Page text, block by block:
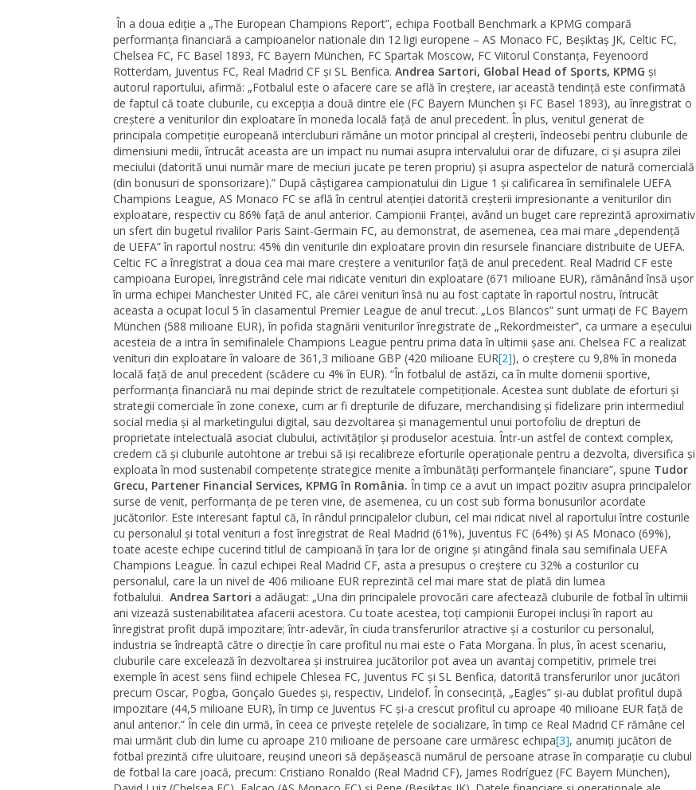
În a doua ediție a „The European Champions Report”, echipa Football Benchmark a KPMG compară
performanța financiară a campioanelor nationale din 12 ligi europene – AS Monaco FC, Beşiktaş JK, Celtic FC,
Chelsea FC, FC Basel 1893, FC Bayern München, FC Spartak Moscow, FC Viitorul Constanţa, Feyenoord
Rotterdam, Juventus FC, Real Madrid CF și SL Benfica. Andrea Sartori, Global Head of Sports, KPMG și
autorul raportului, afirmă: „Fotbalul este o afacere care se află în creștere, iar această tendință este confirmată
de faptul că toate cluburile, cu excepția a două dintre ele (FC Bayern München și FC Basel 1893), au înregistrat o
creștere a veniturilor din exploatare în moneda locală față de anul precedent. În plus, venitul generat de
principala competiție europeană intercluburi rămâne un motor principal al creșterii, îndeosebi pentru cluburile de
dimensiuni medii, întrucât aceasta are un impact nu numai asupra intervalului orar de difuzare, ci și asupra zilei
meciului (datorită unui număr mare de meciuri jucate pe teren propriu) și asupra aspectelor de natură comercială
(din bonusuri de sponsorizare).” După câștigarea campionatului din Ligue 1 și calificarea în semifinalele UEFA
Champions League, AS Monaco FC se află în centrul atenției datorită creșterii impresionante a veniturilor din
exploatare, respectiv cu 86% față de anul anterior. Campionii Franței, având un buget care reprezintă aproximativ
un sfert din bugetul rivalilor Paris Saint-Germain FC, au demonstrat, de asemenea, cea mai mare „dependență
de UEFA” în raportul nostru: 45% din veniturile din exploatare provin din resursele financiare distribuite de UEFA.
Celtic FC a înregistrat a doua cea mai mare creștere a veniturilor față de anul precedent. Real Madrid CF este
campioana Europei, înregistrând cele mai ridicate venituri din exploatare (671 milioane EUR), rămânând însă ușor
în urma echipei Manchester United FC, ale cărei venituri însă nu au fost captate în raportul nostru, întrucât
aceasta a ocupat locul 5 în clasamentul Premier League de anul trecut. „Los Blancos” sunt urmați de FC Bayern
München (588 milioane EUR), în pofida stagnării veniturilor înregistrate de „Rekordmeister”, ca urmare a eșecului
acesteia de a intra în semifinalele Champions League pentru prima data în ultimii șase ani. Chelsea FC a realizat
venituri din exploatare în valoare de 361,3 milioane GBP (420 milioane EUR[2]), o creștere cu 9,8% în moneda
locală față de anul precedent (scădere cu 4% în EUR). “În fotbalul de astăzi, ca în multe domenii sportive,
performanța financiară nu mai depinde strict de rezultatele competiționale. Acestea sunt dublate de eforturi și
strategii comerciale în zone conexe, cum ar fi drepturile de difuzare, merchandising și fidelizare prin intermediul
social media și al marketingului digital, sau dezvoltarea și managementul unui portofoliu de drepturi de
proprietate intelectuală asociat clubului, activităților și produselor acestuia. Într-un astfel de context complex,
credem că și cluburile autohtone ar trebui să iși recalibreze eforturile operaționale pentru a dezvolta, diversifica și
exploata în mod sustenabil competențe strategice menite a îmbunătăți performanțele financiare”, spune Tudor
Grecu, Partener Financial Services, KPMG în România. În timp ce a avut un impact pozitiv asupra principalelor
surse de venit, performanța de pe teren vine, de asemenea, cu un cost sub forma bonusurilor acordate
jucătorilor. Este interesant faptul că, în rândul principalelor cluburi, cel mai ridicat nivel al raportului între costurile
cu personalul și total venituri a fost înregistrat de Real Madrid (61%), Juventus FC (64%) și AS Monaco (69%),
toate aceste echipe cucerind titlul de campioană în țara lor de origine și atingând finala sau semifinala UEFA
Champions League. În cazul echipei Real Madrid CF, asta a presupus o creștere cu 32% a costurilor cu
personalul, care la un nivel de 406 milioane EUR reprezintă cel mai mare stat de plată din lumea
fotbalului. Andrea Sartori a adăugat: „Una din principalele provocări care afectează cluburile de fotbal în ultimii
ani vizează sustenabilitatea afacerii acestora. Cu toate acestea, toți campionii Europei incluși în raport au
înregistrat profit după impozitare; într-adevăr, în ciuda transferurilor atractive și a costurilor cu personalul,
industria se îndreaptă către o direcție în care profitul nu mai este o Fata Morgana. În plus, în acest scenariu,
cluburile care excelează în dezvoltarea și instruirea jucătorilor pot avea un avantaj competitiv, primele trei
exemple în acest sens fiind echipele Chlesea FC, Juventus FC și SL Benfica, datorită transferurilor unor jucători
precum Oscar, Pogba, Gonçalo Guedes și, respectiv, Lindelof. În consecință, „Eagles” și-au dublat profitul după
impozitare (44,5 milioane EUR), în timp ce Juventus FC și-a crescut profitul cu aproape 40 milioane EUR față de
anul anterior.” În cele din urmă, în ceea ce privește rețelele de socializare, în timp ce Real Madrid CF rămâne cel
mai urmărit club din lume cu aproape 210 milioane de persoane care urmăresc echipa[3], anumiți jucători de
fotbal prezintă cifre uluitoare, reușind uneori să depășească numărul de persoane atrase în comparație cu clubul
de fotbal la care joacă, precum: Cristiano Ronaldo (Real Madrid CF), James Rodríguez (FC Bayern München),